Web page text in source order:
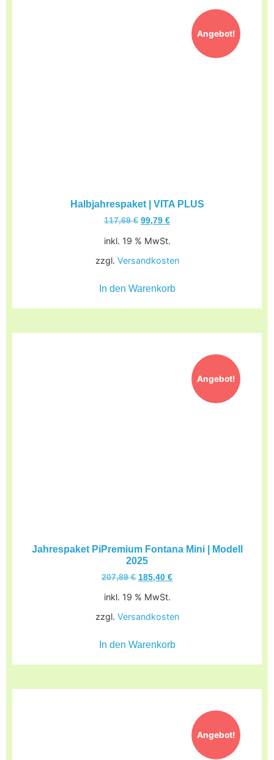
Angebot!
Halbjahrespaket | VITA PLUS
117,69€ 99,79 €
inkl. 19 % MwSt.
zzgl. Versandkosten
In den Warenkorb
Angebot!
Jahrespaket PiPremium Fontana Mini | Modell
2025
207,89€ 185,40 €
inkl. 19 % MwSt.
zzgl. Versandkosten
In den Warenkorb
Angebot!